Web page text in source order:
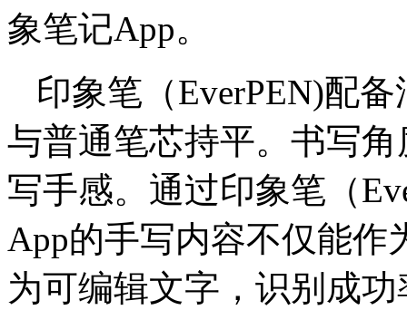
象笔记App。
印象笔（EverPEN)配
与普通笔芯持平。书写
写手感。通过印象笔（
App的手写内容不仅能作
为可编辑文字，识别成